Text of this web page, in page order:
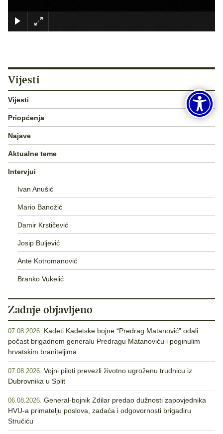
Vijesti
Vijesti
Priopćenja
Najave
Aktualne teme
Intervjui
Ivan Anušić
Mario Banožić
Damir Krstičević
Josip Buljević
Ante Kotromanović
Branko Vukelić
Zadnje objavljeno
07.08.2026. Kadeti Kadetske bojne “Predrag Matanović” odali
počast brigadnom generalu Predragu Matanoviću i poginulim
hrvatskim braniteljima
07.08.2026. Vojni piloti prevezli životno ugroženu trudnicu iz
Dubrovnika u Split
06.08.2026. General-bojnik Zdilar predao dužnosti zapovjednika
HVU-a primatelju poslova, zadaća i odgovornosti brigadiru
Stručiću